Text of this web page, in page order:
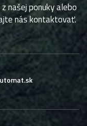
našej ponuky alebo
nás kontaktovať.